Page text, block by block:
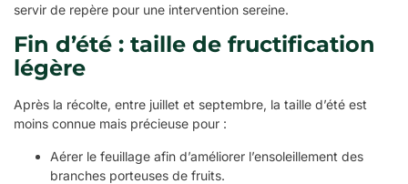
servir de repère pour une intervention sereine.
Fin d’été : taille de fructification
légère
Après la récolte, entre juillet et septembre, la taille d’été est
moins connue mais précieuse pour :
Aérer le feuillage afin d’améliorer l’ensoleillement des
branches porteuses de fruits.